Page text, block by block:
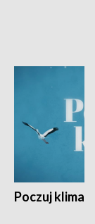
Poczuj klimat